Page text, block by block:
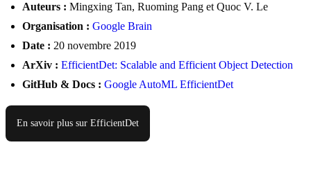
Auteurs : Mingxing Tan, Ruoming Pang et Quoc V. Le
Organisation : Google Brain
Date : 20 novembre 2019
ArXiv : EfficientDet: Scalable and Efficient Object Detection
GitHub & Docs : Google AutoML EfficientDet
En savoir plus sur EfficientDet